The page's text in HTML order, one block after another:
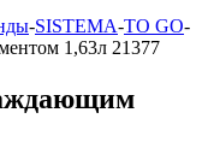
-SISTEMA-TO GO-
1,63л 21377